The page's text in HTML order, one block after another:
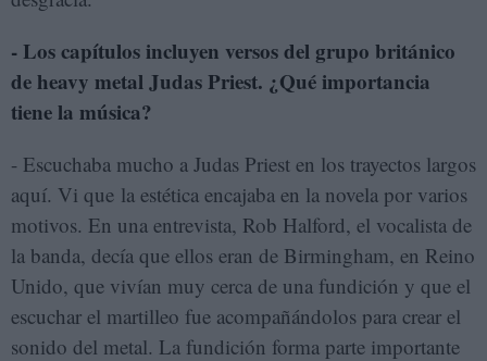
- Los capítulos incluyen versos del grupo británico
de heavy metal Judas Priest. ¿Qué importancia
tiene la música?
- Escuchaba mucho a Judas Priest en los trayectos largos
aquí. Vi que la estética encajaba en la novela por varios
motivos. En una entrevista, Rob Halford, el vocalista de
la banda, decía que ellos eran de Birmingham, en Reino
Unido, que vivían muy cerca de una fundición y que el
escuchar el martilleo fue acompañándolos para crear el
sonido del metal. La fundición forma parte importante